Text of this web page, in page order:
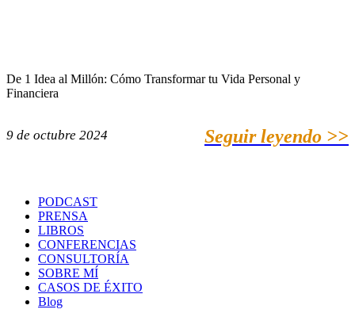
De 1 Idea al Millón: Cómo Transformar tu Vida Personal y
Financiera
9 de octubre 2024 Seguir leyendo >>
PODCAST
PRENSA
LIBROS
CONFERENCIAS
CONSULTORÍA
SOBRE MÍ
CASOS DE ÉXITO
Blog